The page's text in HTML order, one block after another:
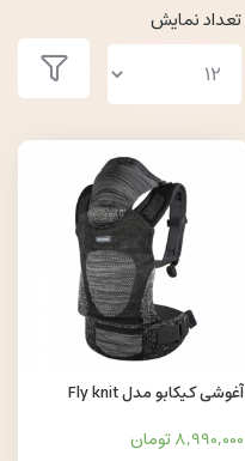
تعداد نمایش
آغوشی کیکابو مدل Fly knit
8,990,000 تومان